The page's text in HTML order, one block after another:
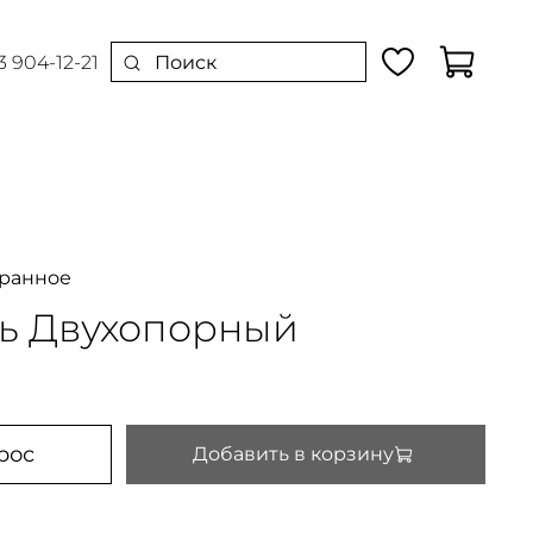
904-12-21
Двухопорный
Добавить в корзину